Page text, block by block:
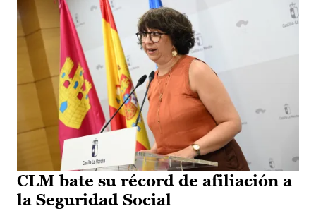
CLM bate su récord de afiliación a
la Seguridad Social